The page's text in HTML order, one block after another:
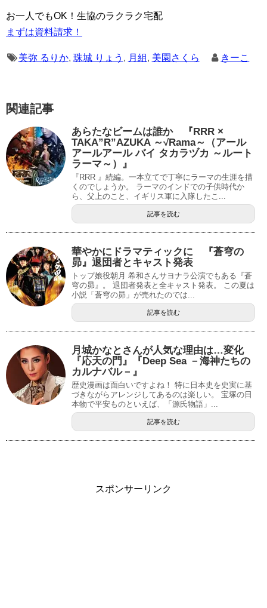
お一人でもOK！生協のラクラク宅配
まずは資料請求！
美弥 るりか, 珠城 りょう , 月組, 美園さくら きーこ
関連記事
あらたなビームは誰か 『RRR ×
TAKA”R”AZUKA ～√Rama～（アール
アールアール バイ タカラヅカ ～ルート
ラーマ～）』
『RRR 』続編。一本立てで丁寧にラーマの生涯を描
くのでしょうか。 ラーマのインドでの子供時代か
ら、父上のこと、イギリス軍に入隊したこ...
記事を読む
華やかにドラマティックに 『蒼穹の
昴』退団者とキャスト発表
トップ娘役朝月 希和さんサヨナラ公演でもある『蒼
穹の昴』。 退団者発表と全キャスト発表。 この夏は
小説「蒼穹の昴」が売れたのでは...
記事を読む
月城かなとさんが人気な理由は…変化
『応天の門』『Deep Sea －海神たちの
カルナバル－』
歴史漫画は面白いですよね！ 特に日本史を史実に基
づきながらアレンジしてあるのは楽しい。 宝塚の日
本物で平安ものといえば、「源氏物語」...
記事を読む
スポンサーリンク